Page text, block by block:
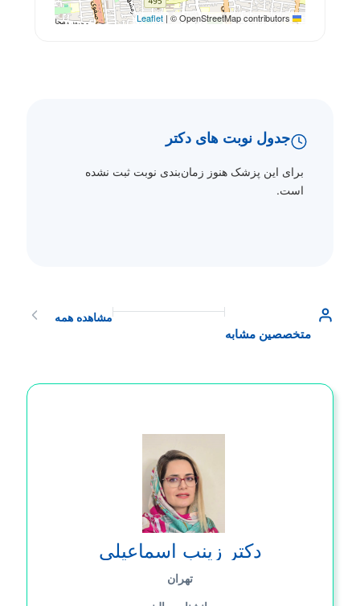
Leaflet
| © OpenStreetMap contributors
جدول نوبت های دکتر
برای این پزشک هنوز زمان‌بندی نوبت ثبت نشده
است.
متخصصین مشابه
مشاهده همه
دکتر زینب اسماعیلی
تهران